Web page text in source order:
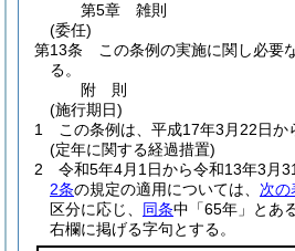
第5章
雑則
(委任)
第13条
この条例の実施に関し必要
る。
附 則
(施行期日)
1
この条例は、平成17年3月22日か
(定年に関する経過措置)
2
令和5年4月1日から令和13年3月
2条の規定の適用については、 次の
区分に応じ、 同条中「65年」とあ
右欄に掲げる字句とする。